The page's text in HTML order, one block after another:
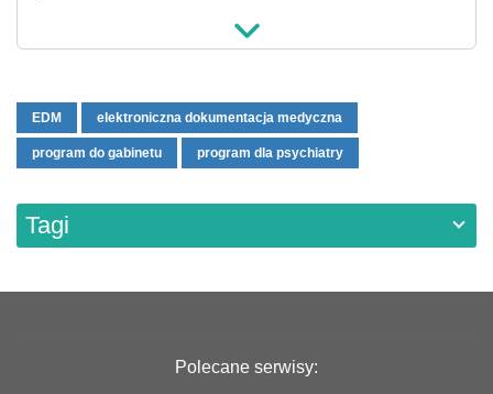
EDM elektroniczna dokumentacja medyczna
program do gabinetu program dla psychiatry
Tagi
Polecane serwisy: